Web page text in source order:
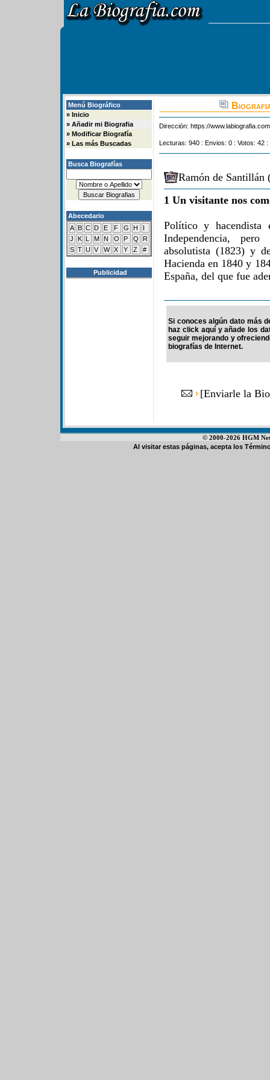
Menú Biográfico
» Inicio
» Añadir mi Biografia
» Modificar Biografía
» Las más Buscadas
Busca Biografías
Abecedario
A B C D E F G H
I
J
K L M N O P Q
R
S T U V W X Y Z #
Publicidad
Dirección: https://
Lecturas: 940 : Envios: 0 : Votos: 42
Ramón de Santillán
1 Un visitante nos
Político y
Independencia,
absolutista (1823) y
Hacienda en 1840 y
España, del que fue
Si conoces algún dato más
haz click aquí y añade los
seguir mejorando y
biografías de Internet.
[Enviarle la
© 2000-2026 HGM
Al visitar estas páginas, acepta los